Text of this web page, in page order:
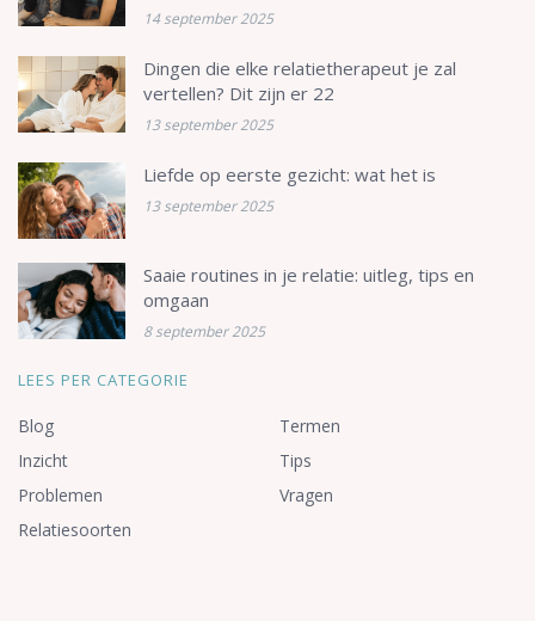
14 september 2025
Dingen die elke relatietherapeut je zal
vertellen? Dit zijn er 22
13 september 2025
Liefde op eerste gezicht: wat het is
13 september 2025
Saaie routines in je relatie: uitleg, tips en
omgaan
8 september 2025
LEES PER CATEGORIE
Blog
Inzicht
Problemen
Relatiesoorten
Termen
Tips
Vragen